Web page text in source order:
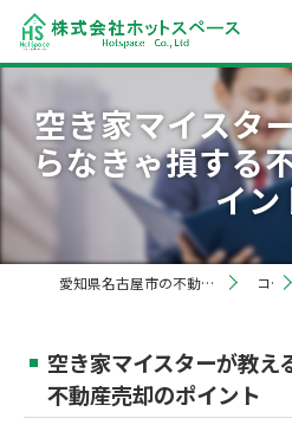
空き家マイスタ
らなきゃ損する
イン
愛知県名古屋市の不動産売却なら株式会社ホットスペース コラム
空き家マイスターが教え
不動産売却のポイント